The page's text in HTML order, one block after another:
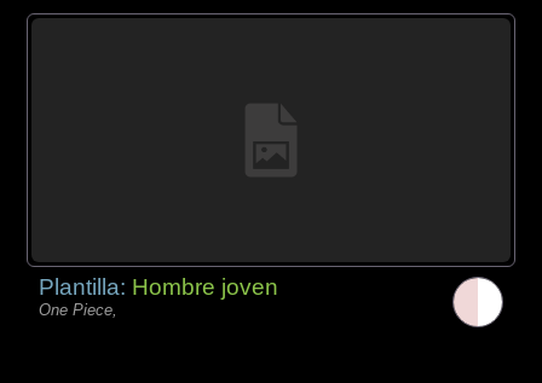
Plantilla: Hombre joven
One Piece,